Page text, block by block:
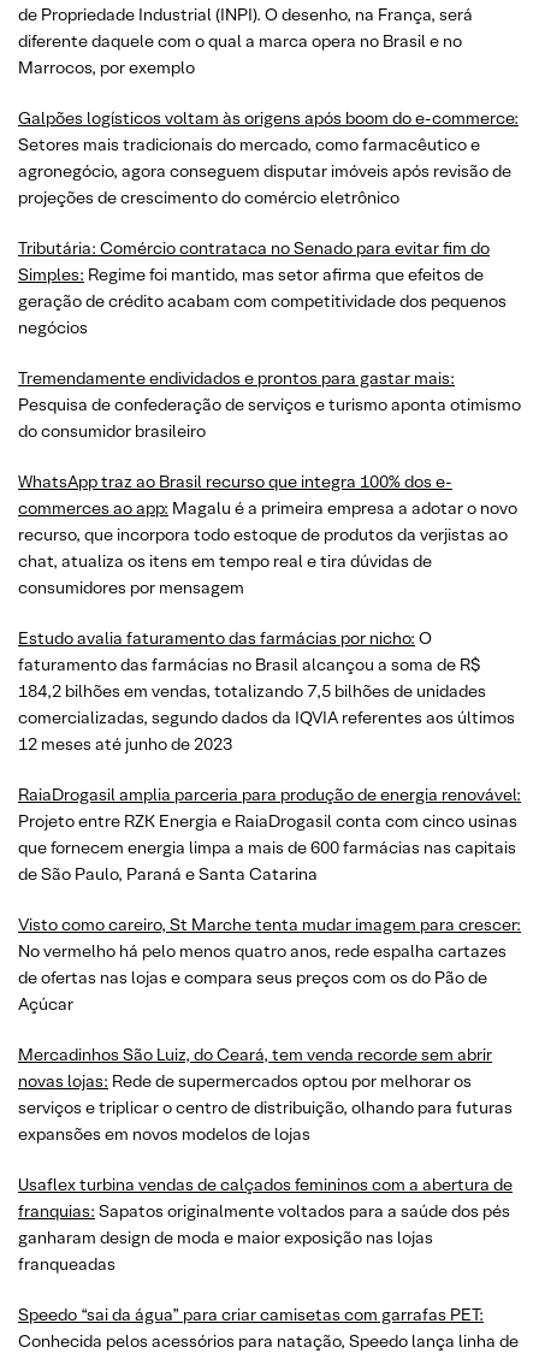
de Propriedade Industrial (INPI). O desenho, na França, será
diferente daquele com o qual a marca opera no Brasil e no
Marrocos, por exemplo
Galpões logísticos voltam às origens após boom do e-commerce:
Setores mais tradicionais do mercado, como farmacêutico e
agronegócio, agora conseguem disputar imóveis após revisão de
projeções de crescimento do comércio eletrônico
Tributária: Comércio contrataca no Senado para evitar fim do
Simples: Regime foi mantido, mas setor afirma que efeitos de
geração de crédito acabam com competitividade dos pequenos
negócios
Tremendamente endividados e prontos para gastar mais:
Pesquisa de confederação de serviços e turismo aponta otimismo
do consumidor brasileiro
WhatsApp traz ao Brasil recurso que integra 100% dos e-
commerces ao app: Magalu é a primeira empresa a adotar o novo
recurso, que incorpora todo estoque de produtos da verjistas ao
chat, atualiza os itens em tempo real e tira dúvidas de
consumidores por mensagem
Estudo avalia faturamento das farmácias por nicho: O
faturamento das farmácias no Brasil alcançou a soma de R$
184,2 bilhões em vendas, totalizando 7,5 bilhões de unidades
comercializadas, segundo dados da IQVIA referentes aos últimos
12 meses até junho de 2023
RaiaDrogasil amplia parceria para produção de energia renovável:
Projeto entre RZK Energia e RaiaDrogasil conta com cinco usinas
que fornecem energia limpa a mais de 600 farmácias nas capitais
de São Paulo, Paraná e Santa Catarina
Visto como careiro, St Marche tenta mudar imagem para crescer:
No vermelho há pelo menos quatro anos, rede espalha cartazes
de ofertas nas lojas e compara seus preços com os do Pão de
Açúcar
Mercadinhos São Luiz, do Ceará, tem venda recorde sem abrir
novas lojas: Rede de supermercados optou por melhorar os
serviços e triplicar o centro de distribuição, olhando para futuras
expansões em novos modelos de lojas
Usaflex turbina vendas de calçados femininos com a abertura de
franquias: Sapatos originalmente voltados para a saúde dos pés
ganharam design de moda e maior exposição nas lojas
franqueadas
Speedo “sai da água” para criar camisetas com garrafas PET:
Conhecida pelos acessórios para natação, Speedo lança linha de